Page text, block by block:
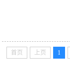
首页 上页 1